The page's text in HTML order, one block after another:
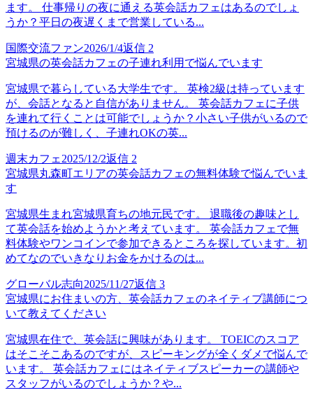
ます。 仕事帰りの夜に通える英会話カフェはあるのでしょ
うか？平日の夜遅くまで営業している...
国際交流ファン2026/1/4返信 2
宮城県の英会話カフェの子連れ利用で悩んでいます
宮城県で暮らしている大学生です。 英検2級は持っています
が、会話となると自信がありません。 英会話カフェに子供
を連れて行くことは可能でしょうか？小さい子供がいるので
預けるのが難しく、子連れOKの英...
週末カフェ 2025/12/2返信 2
宮城県丸森町エリアの英会話カフェの無料体験で悩んでいま
す
宮城県生まれ宮城県育ちの地元民です。 退職後の趣味とし
て英会話を始めようかと考えています。 英会話カフェで無
料体験やワンコインで参加できるところを探しています。初
めてなのでいきなりお金をかけるのは...
グローバル志向2025/11/27返信 3
宮城県にお住まいの方、英会話カフェのネイティブ講師につ
いて教えてください
宮城県在住で、英会話に興味があります。 TOEICのスコア
はそこそこあるのですが、スピーキングが全くダメで悩んで
います。 英会話カフェにはネイティブスピーカーの講師や
スタッフがいるのでしょうか？や...